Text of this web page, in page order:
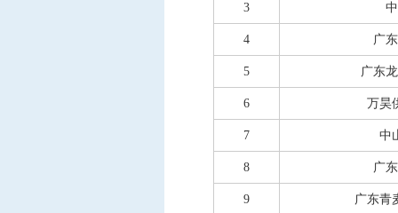
3
4 广
5 广东
6 万昊
7 中
8 广
9 广东青